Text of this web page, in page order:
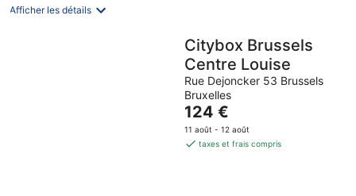
Afficher les détails
Citybox Brussels
Centre Louise
Rue Dejoncker 53 Brussels
Bruxelles
Le
prix
est
124 €
11 août - 12 août
taxes et frais compris